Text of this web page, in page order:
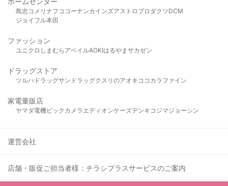
島忠 コメリ ナフコ コーナンカインズアストロプロダクツDCM
ジョイフル本田
ファッション
ユニクロ しまむら アベイルAOKIはるやま サカゼン
ドラッグストア
ツルハドラッグサンドラッグクスリのアオキ ココカラファイン
家電量販店
ヤマダ電機ビックカメラ エディオンケーズデンキ コジマジョーシン
運営会社
店舗・販促ご担当者様：チラシプラスサービスのご案内